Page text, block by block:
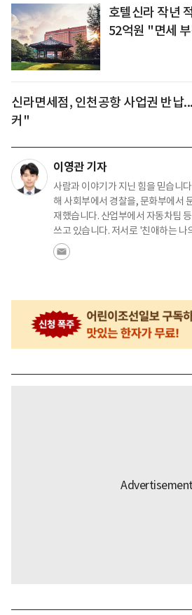
호텔신라 작년
52억원 "면세
신라면세점, 인천공항 사업권 반납
커"
이영관 기자
사람과 이야기가 지닌 힘을 믿습니
해 사회부에서 경찰을, 문화부에서
재했습니다. 산업부에서 자동차팀
쓰고 있습니다. 저서로 '친애하는 나